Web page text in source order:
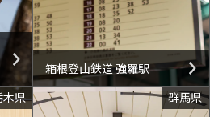
箱根登山鉄道 強羅駅
木県
群馬県